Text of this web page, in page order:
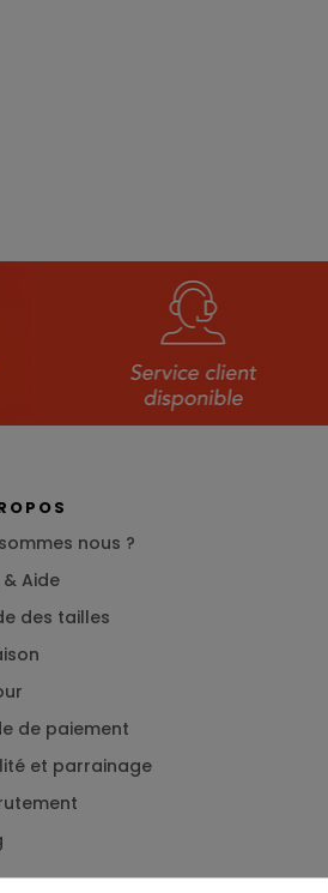
nous ?
& Aide
des tailles
de paiement
et parrainage